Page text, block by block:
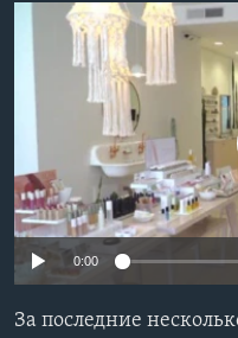
АМЕРИКА. БОЛЬШОЕ
ПОДПИСКА НА
Learning English
СОЦИАЛЬНЫЕ СЕТИ
Языки
No media
0:00
За последние